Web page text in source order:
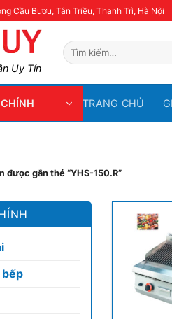
Cầu Bươu, Tân Triều, Thanh Trì, Hà Nội
Uy Tín
Tìm
kiếm:
TRANG CHỦ
được gắn thẻ “YHS-150.R”